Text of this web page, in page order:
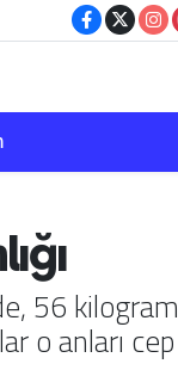
56 kilogram
o anları cep